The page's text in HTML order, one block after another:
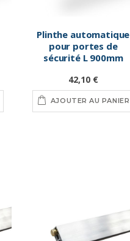
Plinthe automatique
pour portes de
sécurité L 900mm
42,10 €
AJOUTER AU PANIER